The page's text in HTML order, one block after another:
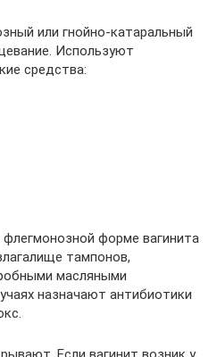
или гнойно-катаральный
Используют
средства:
форме вагинита
тампонов,
масляными
назначают антибиотики